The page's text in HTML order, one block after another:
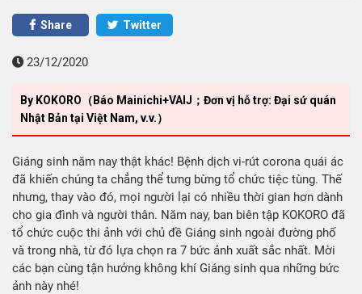
Share Twitter
23/12/2020
By KOKORO（Báo Mainichi+VAIJ；Đơn vị hỗ trợ: Đại sứ quán
Nhật Bản tại Việt Nam, v.v.）
Giáng sinh năm nay thật khác! Bệnh dịch vi-rút corona quái ác
đã khiến chúng ta chẳng thể tưng bừng tổ chức tiệc tùng. Thế
nhưng, thay vào đó, mọi người lại có nhiều thời gian hơn dành
cho gia đình và người thân. Năm nay, ban biên tập KOKORO đã
tổ chức cuộc thi ảnh với chủ đề Giáng sinh ngoài đường phố
và trong nhà, từ đó lựa chọn ra 7 bức ảnh xuất sắc nhất. Mời
các bạn cùng tận hưởng không khí Giáng sinh qua những bức
ảnh này nhé!